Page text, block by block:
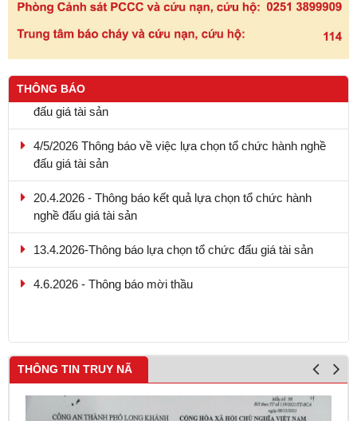
THÔNG BÁO
4/5/2026 Thông báo về việc lựa chọn tổ chức hành nghề
đấu giá tài sản
20.4.2026 - Thông báo kết quả lựa chọn tổ chức hành
nghề đấu giá tài sản
13.4.2026-Thông báo lựa chọn tổ chức đấu giá tài sản
4.6.2026 - Thông báo mời thầu
9.5.2026 - Thông báo kết quả lựa chọn tổ chức hành nghề
THÔNG TIN TRUY NÃ